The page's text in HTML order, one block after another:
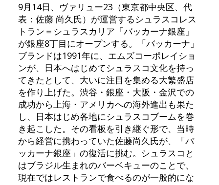
9月14日、ヴァリュー23（東京都中央区、代
表：佐藤 尚久氏）が運営するシュラスコレス
トラン＝シュラスカリア「バッカーナ銀座」
が銀座8丁目にオープンする。「バッカーナ」
ブランドは1991年に、エムズコーポレイショ
ンが、日本へはじめてシュラスコ文化を持っ
てきたとして、大いに注目を集める大繁盛店
を作り上げた。渋谷・銀座・大阪・金沢での
成功から上海・アメリカへの海外進出も果た
し、日本はじめ各地にシュラスコブームを巻
き起こした。その看板を引き継ぐ形で、当時
から経営に携わっていた佐藤尚久氏が、「バ
ッカーナ銀座」の復活に挑む。シュラスコと
はブラジル生まれのバーベキューのことで、
現在ではレストランで食べるのが一般的にな